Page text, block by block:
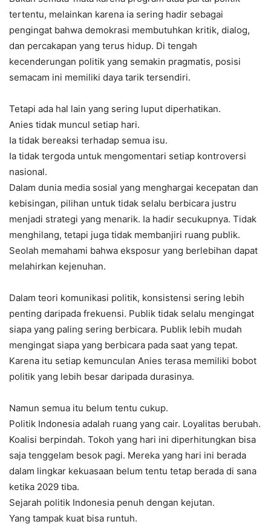
tertentu, melainkan karena ia sering hadir sebagai
pengingat bahwa demokrasi membutuhkan kritik, dialog,
dan percakapan yang terus hidup. Di tengah
kecenderungan politik yang semakin pragmatis, posisi
semacam ini memiliki daya tarik tersendiri.
Tetapi ada hal lain yang sering luput diperhatikan.
Anies tidak muncul setiap hari.
Ia tidak bereaksi terhadap semua isu.
Ia tidak tergoda untuk mengomentari setiap kontroversi
nasional.
Dalam dunia media sosial yang menghargai kecepatan dan
kebisingan, pilihan untuk tidak selalu berbicara justru
menjadi strategi yang menarik. Ia hadir secukupnya. Tidak
menghilang, tetapi juga tidak membanjiri ruang publik.
Seolah memahami bahwa eksposur yang berlebihan dapat
melahirkan kejenuhan.
Dalam teori komunikasi politik, konsistensi sering lebih
penting daripada frekuensi. Publik tidak selalu mengingat
siapa yang paling sering berbicara. Publik lebih mudah
mengingat siapa yang berbicara pada saat yang tepat.
Karena itu setiap kemunculan Anies terasa memiliki bobot
politik yang lebih besar daripada durasinya.
Namun semua itu belum tentu cukup.
Politik Indonesia adalah ruang yang cair. Loyalitas berubah.
Koalisi berpindah. Tokoh yang hari ini diperhitungkan bisa
saja tenggelam besok pagi. Mereka yang hari ini berada
dalam lingkar kekuasaan belum tentu tetap berada di sana
ketika 2029 tiba.
Sejarah politik Indonesia penuh dengan kejutan.
Yang tampak kuat bisa runtuh.